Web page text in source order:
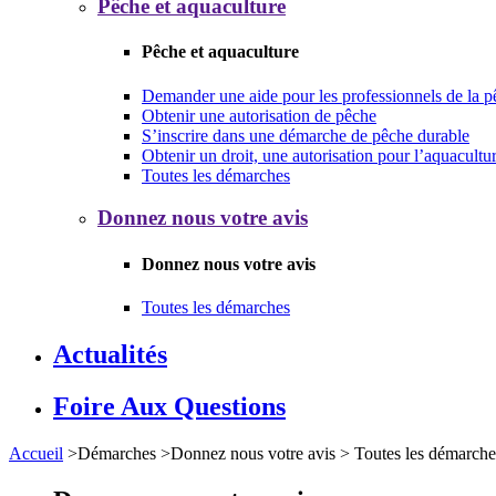
Pêche et aquaculture
Pêche et aquaculture
Demander une aide pour les professionnels de la
Obtenir une autorisation de pêche
S’inscrire dans une démarche de pêche durable
Obtenir un droit, une autorisation pour
Toutes les démarches
Donnez nous votre avis
Donnez nous votre avis
Toutes les démarches
Actualités
Foire Aux Questions
Accueil >Démarches >Donnez nous votre avis > Toutes les